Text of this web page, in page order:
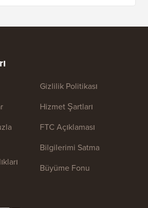
Gizlilik Politikası
Hizmet Şartları
FTC Açıklaması
Bilgilerimi Satma
Büyüme Fonu